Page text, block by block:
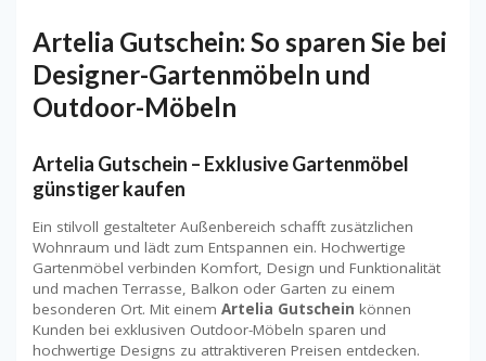
Artelia Gutschein: So sparen Sie bei
Designer-Gartenmöbeln und
Outdoor-Möbeln
Artelia Gutschein – Exklusive Gartenmöbel
günstiger kaufen
Ein stilvoll gestalteter Außenbereich schafft zusätzlichen
Wohnraum und lädt zum Entspannen ein. Hochwertige
Gartenmöbel verbinden Komfort, Design und Funktionalität
und machen Terrasse, Balkon oder Garten zu einem
besonderen Ort. Mit einem Artelia Gutschein können
Kunden bei exklusiven Outdoor-Möbeln sparen und
hochwertige Designs zu attraktiveren Preisen entdecken.